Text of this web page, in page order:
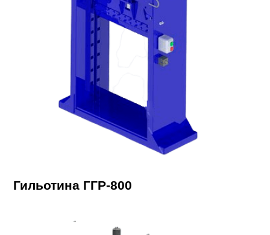
Гильотина ГГР-800